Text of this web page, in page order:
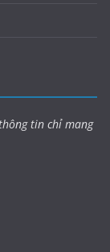
tin chỉ mang